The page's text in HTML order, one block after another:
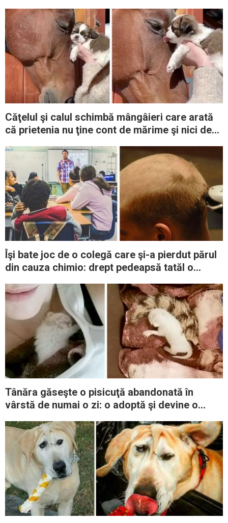
Căţelul şi calul schimbă mângâieri care arată
că prietenia nu ţine cont de mărime şi nici de
Îşi bate joc de o colegă care şi-a pierdut părul
din cauza chimio: drept pedeapsă tatăl o
Tânăra găseşte o pisicuţă abandonată în
vârstă de numai o zi: o adoptă şi devine o